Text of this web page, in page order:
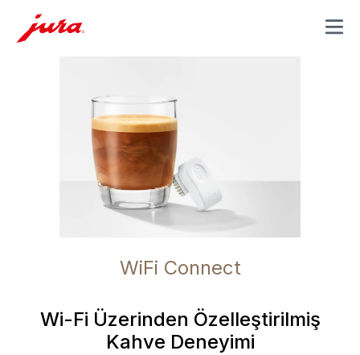
MENU
WiFi Connect
Wi-Fi Üzerinden Özelleştirilmiş
Kahve Deneyimi